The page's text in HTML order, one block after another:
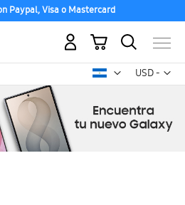
Paypal, Visa o Mastercard
USD -
dólar
Mi carrito